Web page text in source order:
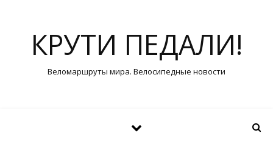
КРУТИ ПЕДАЛИ!
Веломаршруты мира. Велосипедные новости